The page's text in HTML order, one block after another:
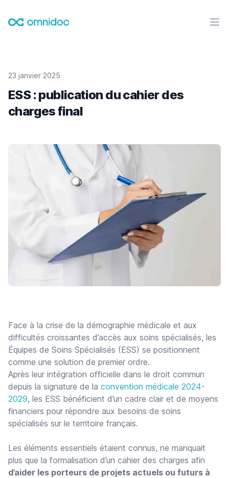
Omnidoc
23 janvier 2025
ESS : publication du cahier des
charges final
Face à la crise de la démographie médicale et aux
difficultés croissantes d’accès aux soins spécialisés, les
Équipes de Soins Spécialisés (ESS) se positionnent
comme une solution de premier ordre.
Après leur intégration officielle dans le droit commun
depuis la signature de la convention médicale 2024-
2029, les ESS bénéficient d’un cadre clair et de moyens
financiers pour répondre aux besoins de soins
spécialisés sur le territoire français.
Les éléments essentiels étaient connus, ne manquait
plus que la formalisation d’un cahier des charges afin
d’aider les porteurs de projets actuels ou futurs à